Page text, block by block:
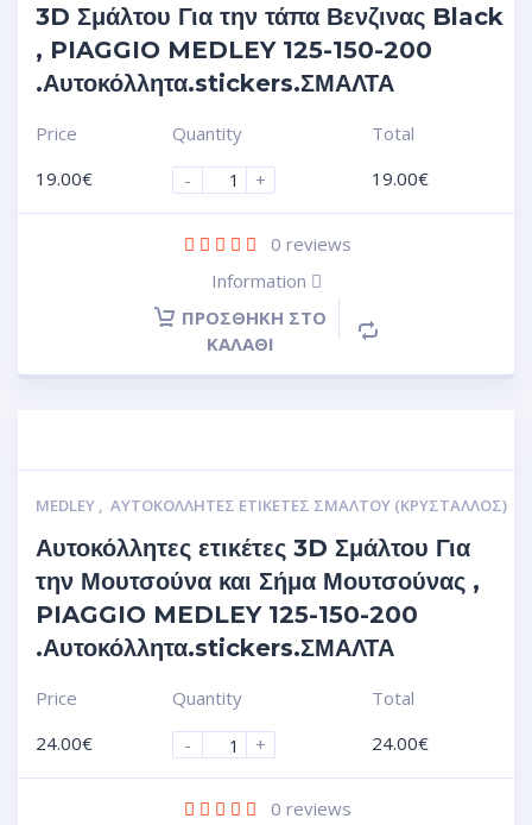
3D Σμάλτου Για την τάπα Βενζινας Black
, PIAGGIO MEDLEY 125-150-200
.Αυτοκόλλητα.stickers.ΣΜΑΛΤΑ
Price
19.00€
Quantity
-
+
Total
19.00€
0 reviews
Information
ΠΡΟΣΘΉΚΗ ΣΤΟ
ΚΑΛΆΘΙ
MEDLEY , ΑΥΤΟΚΌΛΛΗΤΕΣ ΕΤΙΚΈΤΕΣ ΣΜΆΛΤΟΥ (ΚΡΥΣΤΑΛΛΟΣ)
Αυτοκόλλητες ετικέτες 3D Σμάλτου Για
την Μουτσούνα και Σήμα Μουτσούνας ,
PIAGGIO MEDLEY 125-150-200
.Αυτοκόλλητα.stickers.ΣΜΑΛΤΑ
Price
24.00€
Quantity
-
+
Total
24.00€
0 reviews